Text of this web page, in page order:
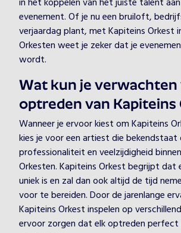
evenement. Of je nu een bruiloft,
verjaardag plant, met Kapiteins Orkest
Orkesten weet je zeker dat je
wordt.
Wat kun je verwachten
optreden van Kapiteins
Wanneer je ervoor kiest om Kapiteins
kies je voor een artiest die bekendstaat
professionaliteit en veelzijdigheid
Orkesten. Kapiteins Orkest begrijpt dat
uniek is en zal dan ook altijd de tijd
voor te bereiden. Door de jarenlange
Kapiteins Orkest inspelen op
ervoor zorgen dat elk optreden